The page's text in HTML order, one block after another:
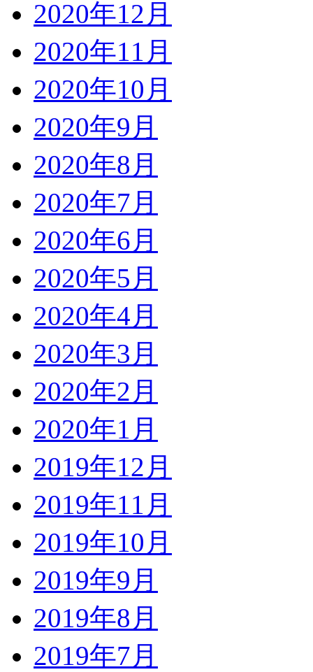
2020年12月
2020年11月
2020年10月
2020年9月
2020年8月
2020年7月
2020年6月
2020年5月
2020年4月
2020年3月
2020年2月
2020年1月
2019年12月
2019年11月
2019年10月
2019年9月
2019年8月
2019年7月